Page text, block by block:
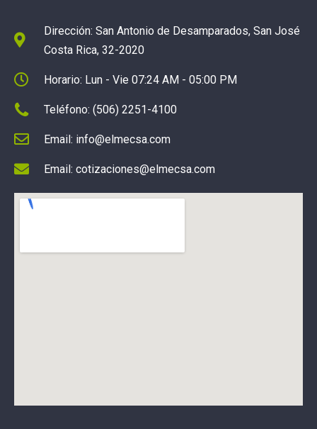
Dirección: San Antonio de Desamparados, San José
Costa Rica, 32-2020
Horario: Lun - Vie 07:24 AM - 05:00 PM
Teléfono: (506) 2251-4100
Email: info@elmecsa.com
Email: cotizaciones@elmecsa.com